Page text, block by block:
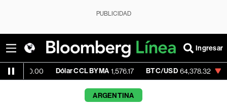
PUBLICIDAD
Ingresar
Dólar CCL BYMA 1,576.17 BTC/USD 64,378.32 -0.63%
ARGENTINA